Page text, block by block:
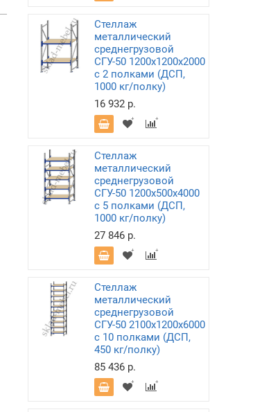
Стеллаж
металлический
среднегрузовой
СГУ-50 1200х1200х2000
с 2 полками (ДСП,
1000 кг/полку)
16 932 р.
Стеллаж
металлический
среднегрузовой
СГУ-50 1200х500х4000
с 5 полками (ДСП,
1000 кг/полку)
27 846 р.
Стеллаж
металлический
среднегрузовой
СГУ-50 2100х1200х6000
с 10 полками (ДСП,
450 кг/полку)
85 436 р.